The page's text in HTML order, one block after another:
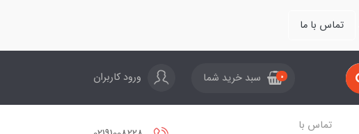
تماس با ما
0 سبد خرید شما ورود کاربران
تماس با